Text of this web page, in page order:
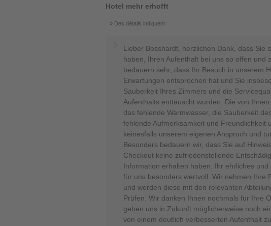
Hotel mehr erhofft
Des détails indiquent
Lieber Bosshardt, herzlichen Dank, dass Sie
haben, Ihren Aufenthalt bei uns so offen und
bedauern sehr, dass Ihr Besuch in unserem
Erwartungen entsprochen hat und Sie
Sauberkeit Ihres Zimmers und die
Aufenthalts enttäuscht wurden. Die von
das fehlende Warmwasser, die Sauberkeit
fehlende Aufmerksamkeit und Freundlichkeit
keinesfalls unserem eigenen Anspruch und
Besonders bedauern wir, dass Sie auf
Checkout keine zufriedenstellende
Information erhalten haben. Ihr ehrliches
für uns besonders wertvoll. Wir nehmen Ihre
und werden diese mit den relevanten
Prüfen. Wir danken Ihnen nochmals für Ihre
geben uns in Zukunft möglicherweise noch
von einem deutlich verbesserten Aufenthalt